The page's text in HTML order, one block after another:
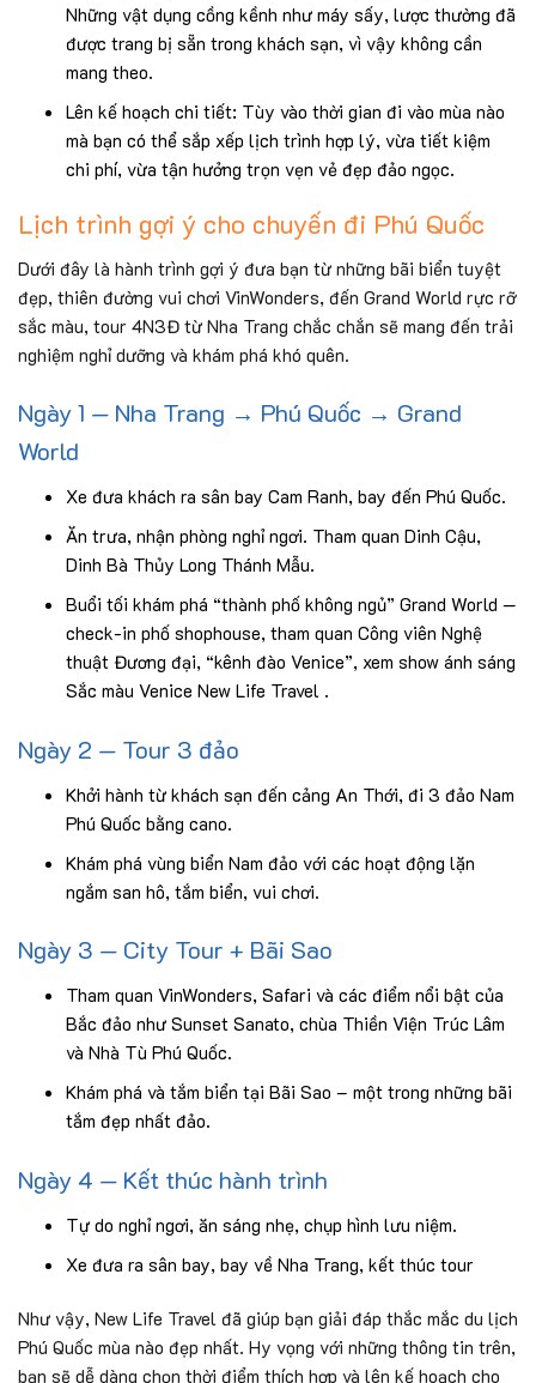
Những vật dụng cồng kềnh như máy sấy, lược thường đã
được trang bị sẵn trong khách sạn, vì vậy không cần
mang theo.
Lên kế hoạch chi tiết: Tùy vào thời gian đi vào mùa nào
mà bạn có thể sắp xếp lịch trình hợp lý, vừa tiết kiệm
chi phí, vừa tận hưởng trọn vẹn vẻ đẹp đảo ngọc.
Lịch trình gợi ý cho chuyến đi Phú Quốc
Dưới đây là hành trình gợi ý đưa bạn từ những bãi biển tuyệt
đẹp, thiên đường vui chơi VinWonders, đến Grand World rực rỡ
sắc màu, tour 4N3Đ từ Nha Trang chắc chắn sẽ mang đến trải
nghiệm nghỉ dưỡng và khám phá khó quên.
Ngày 1 — Nha Trang → Phú Quốc → Grand
World
Xe đưa khách ra sân bay Cam Ranh, bay đến Phú Quốc.
Ăn trưa, nhận phòng nghỉ ngơi. Tham quan Dinh Cậu,
Dinh Bà Thủy Long Thánh Mẫu.
Buổi tối khám phá “thành phố không ngủ” Grand World —
check-in phố shophouse, tham quan Công viên Nghệ
thuật Đương đại, “kênh đào Venice”, xem show ánh sáng
Sắc màu Venice New Life Travel .
Ngày 2 — Tour 3 đảo
Khởi hành từ khách sạn đến cảng An Thới, đi 3 đảo Nam
Phú Quốc bằng cano.
Khám phá vùng biển Nam đảo với các hoạt động lặn
ngắm san hô, tắm biển, vui chơi.
Ngày 3 — City Tour + Bãi Sao
Tham quan VinWonders, Safari và các điểm nổi bật của
Bắc đảo như Sunset Sanato, chùa Thiền Viện Trúc Lâm
và Nhà Tù Phú Quốc.
Khám phá và tắm biển tại Bãi Sao – một trong những bãi
tắm đẹp nhất đảo.
Ngày 4 — Kết thúc hành trình
Tự do nghỉ ngơi, ăn sáng nhẹ, chụp hình lưu niệm.
Xe đưa ra sân bay, bay về Nha Trang, kết thúc tour
Như vậy, New Life Travel đã giúp bạn giải đáp thắc mắc du lịch
Phú Quốc mùa nào đẹp nhất. Hy vọng với những thông tin trên,
bạn sẽ dễ dàng chọn thời điểm thích hợp và lên kế hoạch cho